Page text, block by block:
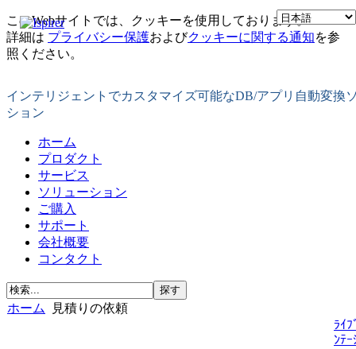
このWebサイトでは、クッキーを使用しております。
詳細は プライバシー保護およびクッキーに関する通知を参
照ください。
インテリジェントでカスタマイズ可能なDB/アプリ自動変換
ション
ホーム
プロダクト
サービス
ソリューション
ご購入
サポート
会社概要
コンタクト
ホーム 見積りの依頼
ﾗｲﾌ
ﾝﾃｰ